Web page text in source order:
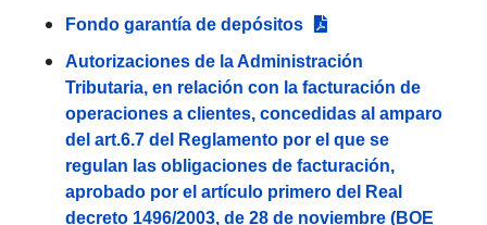
Fondo garantía de depósitos
Autorizaciones de la Administración
Tributaria, en relación con la facturación de
operaciones a clientes, concedidas al amparo
del art.6.7 del Reglamento por el que se
regulan las obligaciones de facturación,
aprobado por el artículo primero del Real
decreto 1496/2003, de 28 de noviembre (BOE